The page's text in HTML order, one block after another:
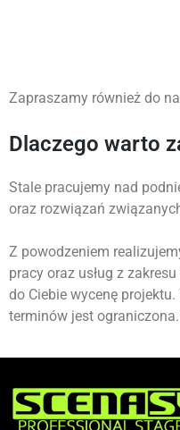
Zapraszamy również do
Dlaczego warto
Stale pracujemy nad
oraz rozwiązań
Z powodzeniem
pracy oraz usług z
do Ciebie wycenę
terminów jest